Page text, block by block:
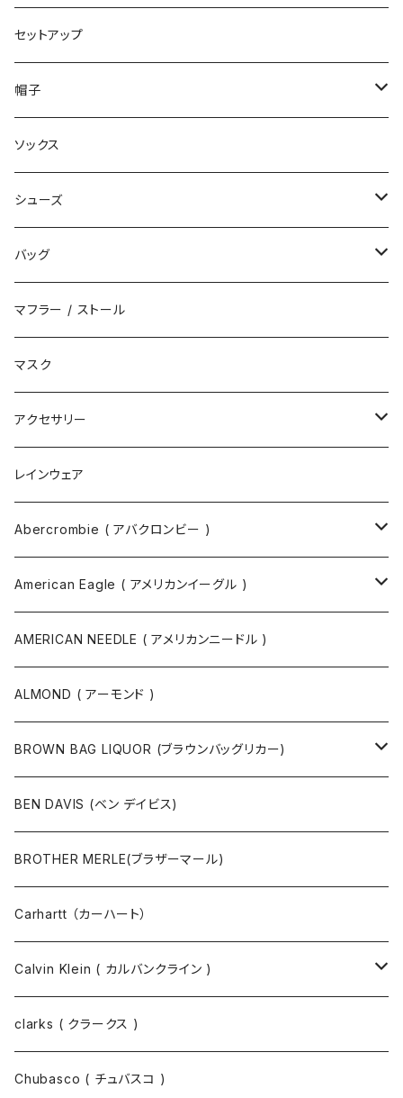
コート
ダウン
ベスト
ロングパンツ
ハーフパンツ
デニムパンツ
セットアップ
帽子
ニット帽 / ビーニー
キャップ
ハット
ソックス
シューズ
スニーカー
サンダル
ブーツ
バッグ
エコバッグ / マーケットバッグ
ショルダーバッグ
トートバッグ
ボディバッグ
バックパック
ツールバッグ
ボディバッグ・ヒップバッグ
ボストンバッグ / 旅行バッグ
ポーチ
マフラー / ストール
マスク
アクセサリー
ネックレス
指輪
バングル
サングラス
マスク
ベルト
その他
マスクコード
財布 / キーケース
キーホルダー / スマホスタンド
レインウェア
Abercrombie ( アバクロンビー )
スウェット
カットソー
ニット
ジャケット・ブルゾン
コート
パンツ
パーカ
American Eagle ( アメリカンイーグル )
ニット
スウェット
カットソー
パンツ
ジャケット・ブルゾン
コート
シャツ
AMERICAN NEEDLE ( アメリカンニードル )
ALMOND ( アーモンド )
BROWN BAG LIQUOR (ブラウンバッグリカー)
半袖Tシャツ
長袖Tシャツ
半袖シャツ
長袖シャツ
スウェット
パーカー
BEN DAVIS (ベン デイビス)
BROTHER MERLE(ブラザーマール)
Carhartt （カーハート）
Calvin Klein ( カルバンクライン )
ジャケット
パーカー
clarks ( クラークス )
Chubasco ( チュバスコ )